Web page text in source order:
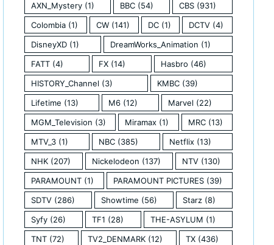
AXN_Mystery (1) BBC (54) CBS (931)
Colombia (1) CW(141) DC(1) DCTV (4)
DisneyXD (1) DreamWorks_Animation (1)
FATT (4) FX (14) Hasbro (46)
HISTORY_Channel (3) KMBC(39)
Lifetime (13) M6 (12) Marvel (22)
MGM_Television (3) Miramax (1) MRC(13)
MTV_3 (1) NBC (385) Netflix(13)
NHK (207) Nickelodeon (137) NTV (130)
PARAMOUNT (1) PARAMOUNT PICTURES (39)
SDTV (286) Showtime (56) Starz (8)
Syfy (26) TF1 (28) THE-ASYLUM (1)
TNT (72) TV2_DENMARK (12) TX (436)